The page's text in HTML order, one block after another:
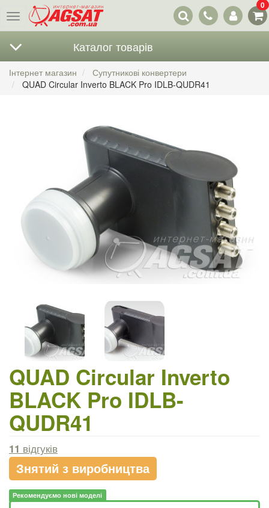
Меню
Наші
контакти
0
Каталог товарів
Інтернет магазин
Супутникові конвертери
QUAD Circular Inverto BLACK Pro IDLB-QUDR41
QUAD Circular Inverto
BLACK Pro IDLB-
QUDR41
11 відгуків
Знятий з виробництва
Рекомендуємо нові моделі